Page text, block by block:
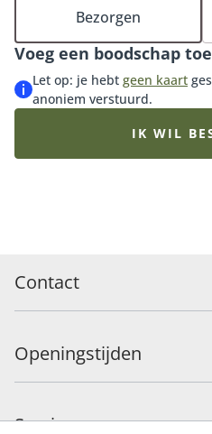
Beterschap boeket is voor
bestsellers en perfect om
riem te steken. Tip: bestel
voor onze luxueuze
Voeg een boodschap toe
Let op: je hebt geen kaart
anoniem verstuurd.
Bezorgen
IK WIL
Contact
Openingstijden
Service